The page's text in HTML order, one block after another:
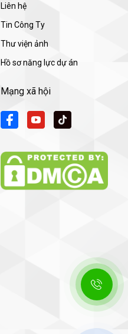
Liên hệ
Tin Công Ty
Thư viện ảnh
Hồ sơ năng lực dự án
Mạng xã hội